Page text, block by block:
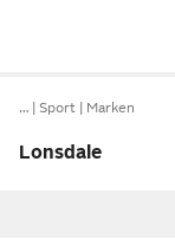
… Sport Marken
Lonsdale